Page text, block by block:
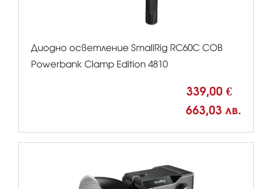
Диодно осветление SmallRig RC60C COB
Powerbank Clamp Edition 4810
339,00 €
663,03 лв.